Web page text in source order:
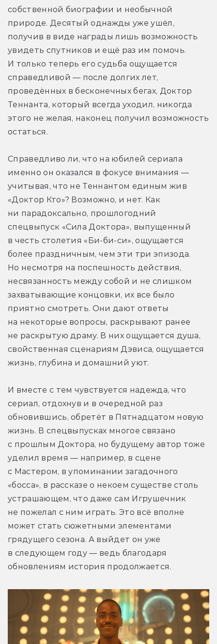
собственной биографии и необычной
природе. Десятый однажды уже ушёл,
получив в виде награды лишь возможность
увидеть спутников и ещё раз им помочь.
И только теперь его судьба ощущается
справедливой — после долгих лет,
проведённых в бесконечных бегах, Доктор
Теннанта, который всегда уходил, никогда
этого не желая, наконец получил возможность
остаться.
Справедливо ли, что на юбилей сериала
именно он оказался в фокусе внимания —
учитывая, что не Теннантом единым жив
«Доктор Кто»? Возможно, и нет. Как
ни парадоксально, прошлогодний
спецвыпуск «Сила Доктора», выпущенный
в честь столетия «Би-би-си», ощущается
более праздничным, чем эти три эпизода.
Но несмотря на поспешность действия,
несвязанность между собой и не слишком
захватывающие концовки, их все было
приятно смотреть. Они дают ответы
на некоторые вопросы, раскрывают ранее
не раскрытую драму. В них ощущается душа,
свойственная сценариям Дэвиса, ощущается
жизнь, глубина и домашний уют.
И вместе с тем чувствуется надежда, что
сериал, отдохнув и в очередной раз
обновившись, обретёт в Пятнадцатом новую
жизнь. В спецвыпусках многое связано
с прошлым Доктора, но будущему автор тоже
уделил время — например, в сцене
с Мастером, в упоминании загадочного
«босса», в рассказе о некоем существе столь
устрашающем, что даже сам Игрушечник
не пожелал с ним играть. Это всё вполне
может стать сюжетными элементами
грядущего сезона. А выйдет он уже
в следующем году — ведь благодаря
обновлениям история продолжается.